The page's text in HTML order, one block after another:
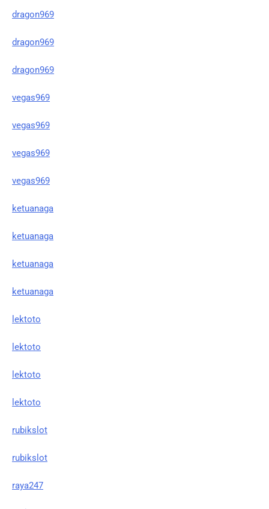
dragon969
dragon969
dragon969
vegas969
vegas969
vegas969
vegas969
ketuanaga
ketuanaga
ketuanaga
ketuanaga
lektoto
lektoto
lektoto
lektoto
rubikslot
rubikslot
raya247